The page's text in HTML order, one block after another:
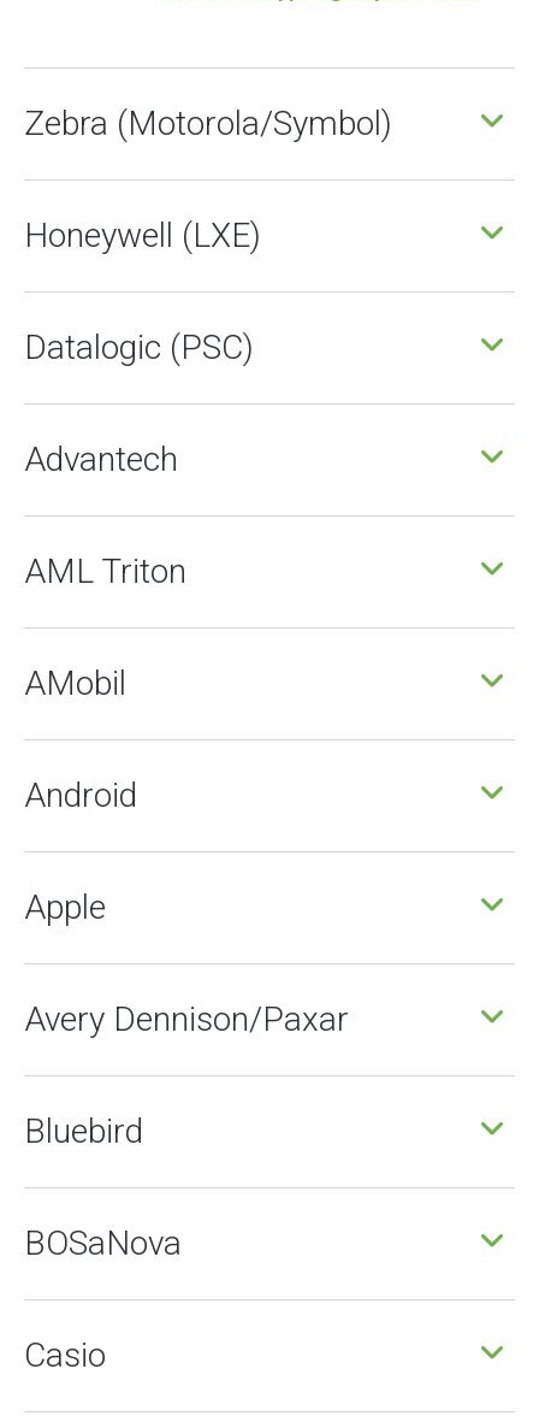
Zebra (Motorola/Symbol)
Honeywell (LXE)
Datalogic (PSC)
Advantech
AML Triton
AMobil
Android
Apple
Avery Dennison/Paxar
Bluebird
BOSaNova
Casio